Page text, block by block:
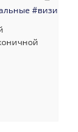
#визитка